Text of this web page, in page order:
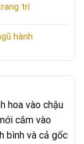
trí
hành
hoa vào chậu
cắm vào
bình và cả gốc